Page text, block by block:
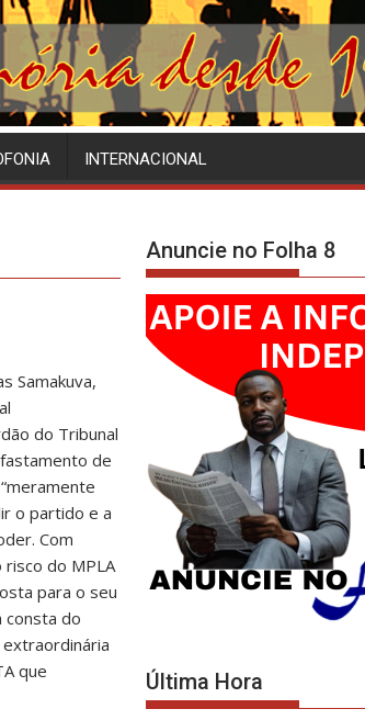
INTERNACIONAL
Samakuva,
do Tribunal
de
o partido e a
Com
do MPLA
para o seu
consta do
extraordinária
que
Anuncie no Folha 8
Última Hora